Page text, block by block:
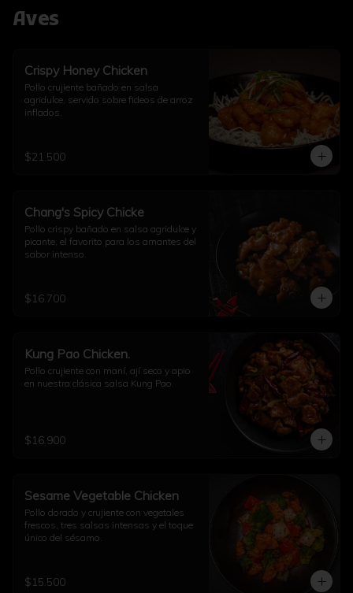
Aves
Crispy Honey Chicken
Pollo crujiente bañado en salsa
agridulce, servido sobre fideos de arroz
inflados.
$21.500
Chang's Spicy Chicke
Pollo crispy bañado en salsa agridulce y
picante, el favorito para los amantes del
sabor intenso.
$16.700
Kung Pao Chicken.
Pollo crujiente con maní, ají seco y apio
en nuestra clásica salsa Kung Pao.
$16.900
Sesame Vegetable Chicken
Pollo dorado y crujiente con vegetales
frescos, tres salsas intensas y el toque
único del sésamo.
$15.500